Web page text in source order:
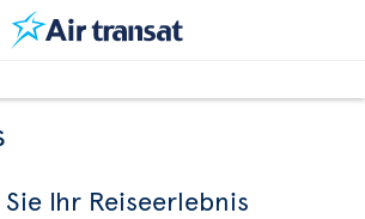
Ihr Reiseerlebnis